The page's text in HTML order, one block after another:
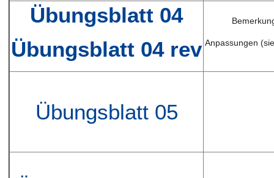
Übungsblatt 04
Übungsblatt 04 rev Anpassungen
Übungsblatt 05